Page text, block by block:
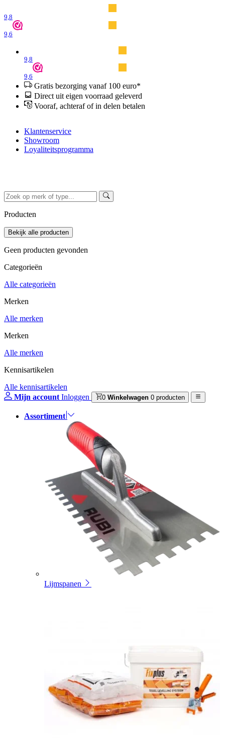
9,8
9,6
9,8
9,6
Gratis bezorging vanaf 100 euro*
Direct uit eigen voorraad geleverd
Vooraf, achteraf of in delen betalen
Klantenservice
Showroom
Loyaliteitsprogramma
Producten
Geen producten gevonden
Categorieën
Alle categorieën
Merken
Alle merken
Merken
Alle merken
Kennisartikelen
Alle kennisartikelen
Mijn account Inloggen 0 Winkelwagen 0 producten
Assortiment
Lijmspanen